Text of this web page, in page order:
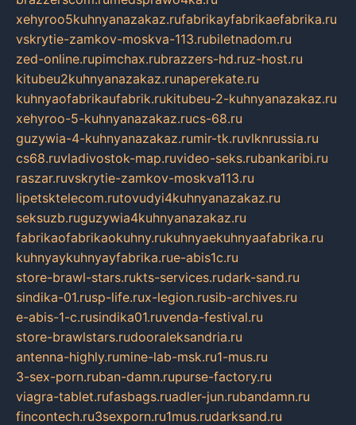
xehyroo5kuhnyanazakaz.rufabrikayfabrikaefabrika.ru
vskrytie-zamkov-moskva-113.rubiletnadom.ru
zed-online.rupimchax.rubrazzers-hd.ruz-host.ru
kitubeu2kuhnyanazakaz.runaperekate.ru
kuhnyaofabrikaufabrik.rukitubeu-2-kuhnyanazakaz.ru
xehyroo-5-kuhnyanazakaz.rucs-68.ru
guzywia-4-kuhnyanazakaz.rumir-tk.ruvlknrussia.ru
cs68.ruvladivostok-map.ruvideo-seks.rubankaribi.ru
raszar.ruvskrytie-zamkov-moskva113.ru
lipetsktelecom.rutovudyi4kuhnyanazakaz.ru
seksuzb.ruguzywia4kuhnyanazakaz.ru
fabrikaofabrikaokuhny.rukuhnyaekuhnyaafabrika.ru
kuhnyaykuhnyayfabrika.rue-abis1c.ru
store-brawl-stars.rukts-services.rudark-sand.ru
sindika-01.rusp-life.rux-legion.rusib-archives.ru
e-abis-1-c.rusindika01.ruvenda-festival.ru
store-brawlstars.rudooraleksandria.ru
antenna-highly.rumine-lab-msk.ru1-mus.ru
3-sex-porn.ruban-damn.rupurse-factory.ru
viagra-tablet.rufasbags.ruadler-jun.rubandamn.ru
fincontech.ru3sexporn.ru1mus.rudarksand.ru